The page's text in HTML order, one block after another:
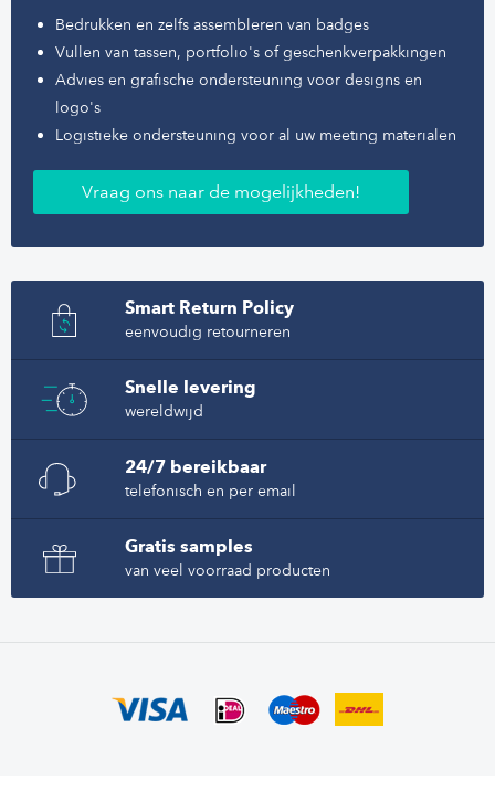
Bedrukken en zelfs assembleren van badges
Vullen van tassen, portfolio's of geschenkverpakkingen
Advies en grafische ondersteuning voor designs en
logo's
Logistieke ondersteuning voor al uw meeting materialen
Vraag ons naar de mogelijkheden!
Smart Return Policy
eenvoudig retourneren
Snelle levering
wereldwijd
24/7 bereikbaar
telefonisch en per email
Gratis samples
van veel voorraad producten